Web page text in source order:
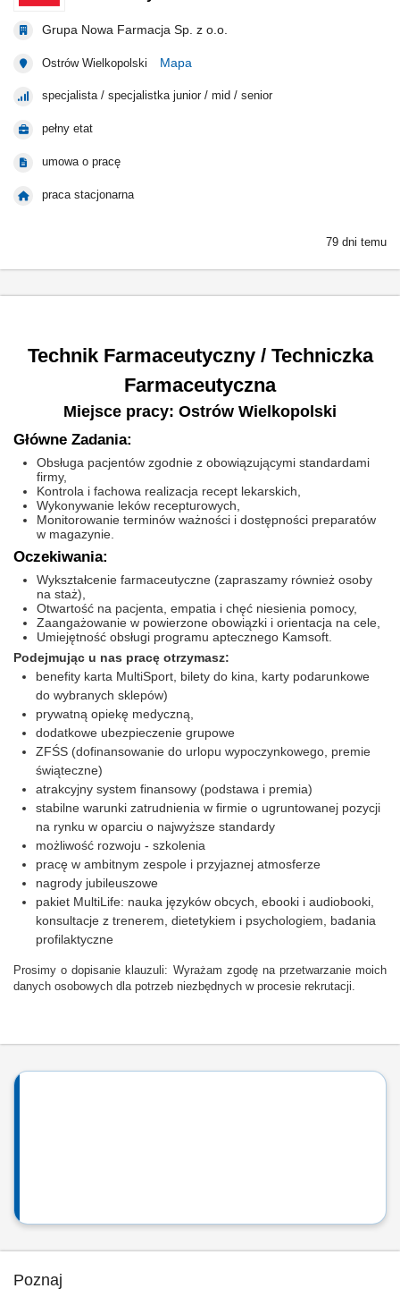
Grupa Nowa Farmacja Sp. z o.o.
Ostrów Wielkopolski Mapa
specjalista / specjalistka junior / mid / senior
pełny etat
umowa o pracę
praca stacjonarna
79 dni temu
Technik Farmaceutyczny / Techniczka
Farmaceutyczna
Miejsce pracy: Ostrów Wielkopolski
Główne Zadania:
Obsługa pacjentów zgodnie z obowiązującymi standardami
firmy,
Kontrola i fachowa realizacja recept lekarskich,
Wykonywanie leków recepturowych,
Monitorowanie terminów ważności i dostępności preparatów
w magazynie.
Oczekiwania:
Wykształcenie farmaceutyczne (zapraszamy również osoby
na staż),
Otwartość na pacjenta, empatia i chęć niesienia pomocy,
Zaangażowanie w powierzone obowiązki i orientacja na cele,
Umiejętność obsługi programu aptecznego Kamsoft.
Podejmując u nas pracę otrzymasz:
benefity karta MultiSport, bilety do kina, karty podarunkowe
do wybranych sklepów)
prywatną opiekę medyczną,
dodatkowe ubezpieczenie grupowe
ZFŚS (dofinansowanie do urlopu wypoczynkowego, premie
świąteczne)
atrakcyjny system finansowy (podstawa i premia)
stabilne warunki zatrudnienia w firmie o ugruntowanej pozycji
na rynku w oparciu o najwyższe standardy
możliwość rozwoju - szkolenia
pracę w ambitnym zespole i przyjaznej atmosferze
nagrody jubileuszowe
pakiet MultiLife: nauka języków obcych, ebooki i audiobooki,
konsultacje z trenerem, dietetykiem i psychologiem, badania
profilaktyczne
Prosimy o dopisanie klauzuli: Wyrażam zgodę na przetwarzanie moich
danych osobowych dla potrzeb niezbędnych w procesie rekrutacji.
Poznaj